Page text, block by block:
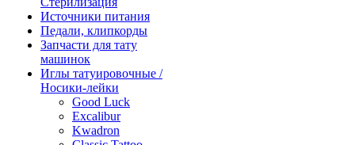
Источники питания
Педали, клипкорды
Запчасти для тату
машинок
Иглы татуировочные /
Носики-лейки
Good Luck
Excalibur
Kwadron